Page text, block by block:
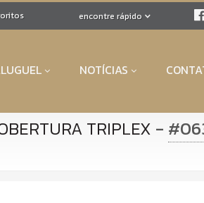
encontre rápido
NOTÍCIAS
TRIPLEX -